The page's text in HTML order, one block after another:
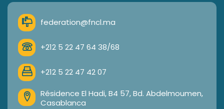
federation@fncl.ma
+212 5 22 47 64 38/68
+212 5 22 47 42 07
Résidence El Hadi, B4 57, Bd. Abdelmoumen,
Casablanca